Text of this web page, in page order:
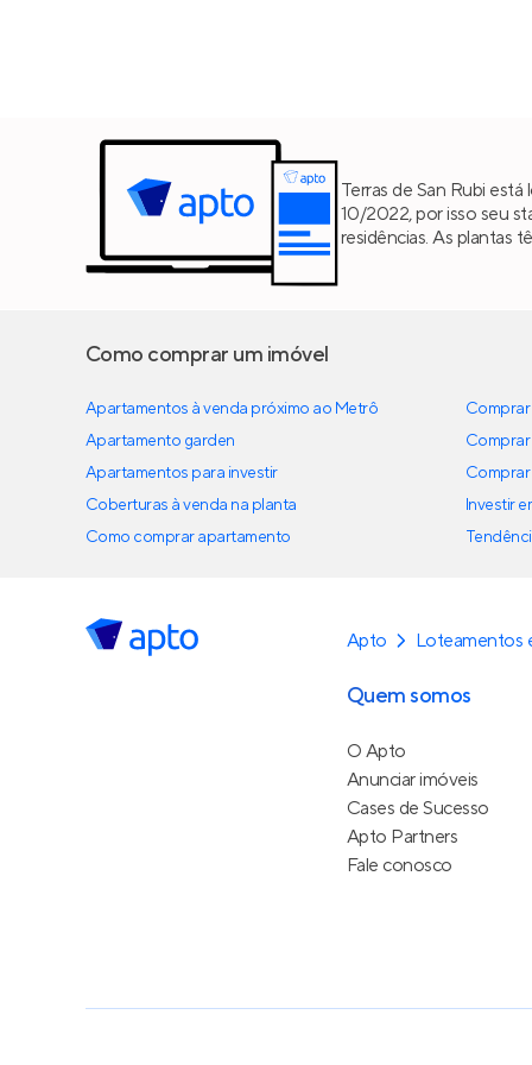
Terras de San Rubi
10/2022, por isso seu
residências. As plantas
Como comprar um imóvel
Apartamentos à venda próximo ao Metrô
Apartamento garden
Apartamentos para investir
Coberturas à venda na planta
Como comprar apartamento
Investir
Apto Loteamentos
Quem somos
O Apto
Anunciar imóveis
Cases de Sucesso
Apto Partners
Fale conosco